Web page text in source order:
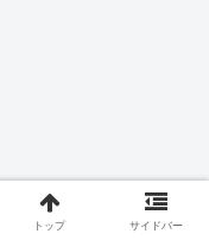
トップ サイドバー